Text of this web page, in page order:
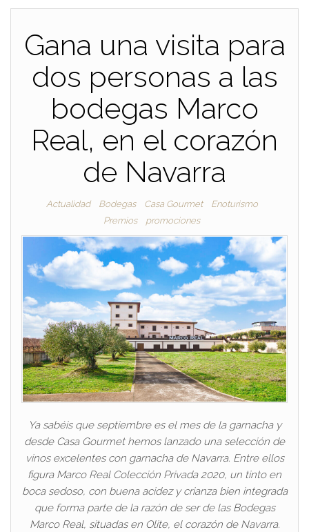
Gana una visita para
dos personas a las
bodegas Marco
Real, en el corazón
de Navarra
Actualidad Bodegas Casa Gourmet
Enoturismo
Premios
promociones
Ya sabéis que septiembre es el mes de la garnacha y
desde Casa Gourmet hemos lanzado una selección de
vinos excelentes con garnacha de Navarra. Entre ellos
figura Marco Real Colección Privada 2020, un tinto en
boca sedoso, con buena acidez y crianza bien integrada
que forma parte de la razón de ser de las Bodegas
Marco Real, situadas en Olite, el corazón de Navarra.